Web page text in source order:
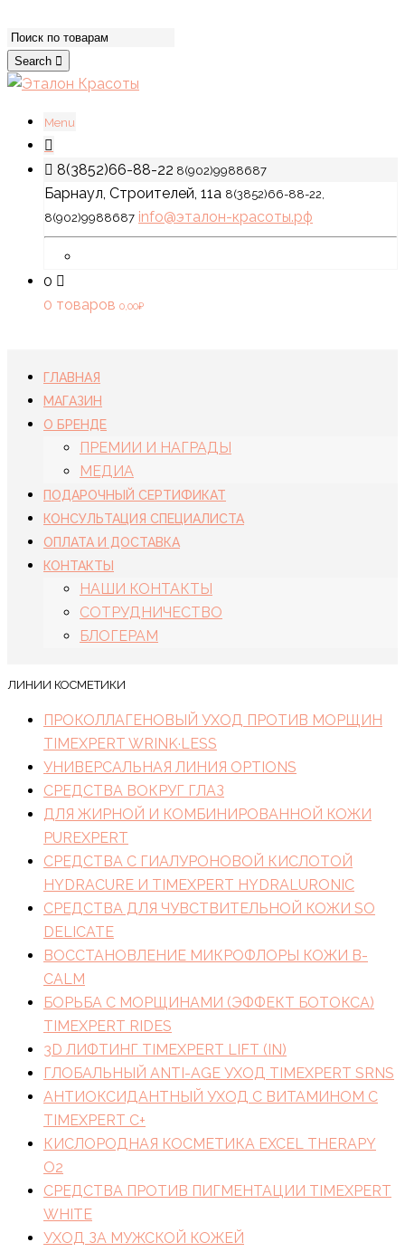
Search
Menu
8(3852)66-88-22 8(902)9988687
Барнаул, Строителей, 11а 8(3852)66-88-22,
8(902)9988687 info@эталон-красоты.рф
0
0 товаров 0,00₽
ГЛАВНАЯ
МАГАЗИН
О БРЕНДЕ
ПРЕМИИ И НАГРАДЫ
МЕДИА
ПОДАРОЧНЫЙ СЕРТИФИКАТ
КОНСУЛЬТАЦИЯ СПЕЦИАЛИСТА
ОПЛАТА И ДОСТАВКА
КОНТАКТЫ
НАШИ КОНТАКТЫ
СОТРУДНИЧЕСТВО
БЛОГЕРАМ
ЛИНИИ КОСМЕТИКИ
ПРОКОЛЛАГЕНОВЫЙ УХОД ПРОТИВ МОРЩИН
TIMEXPERT WRINK·LESS
УНИВЕРСАЛЬНАЯ ЛИНИЯ OPTIONS
СРЕДСТВА ВОКРУГ ГЛАЗ
ДЛЯ ЖИРНОЙ И КОМБИНИРОВАННОЙ КОЖИ
PUREXPERT
СРЕДСТВА С ГИАЛУРОНОВОЙ КИСЛОТОЙ
HYDRACURE И TIMEXPERT HYDRALURONIC
СРЕДСТВА ДЛЯ ЧУВСТВИТЕЛЬНОЙ КОЖИ SO
DELICATE
ВОССТАНОВЛЕНИЕ МИКРОФЛОРЫ КОЖИ B-
CALM
БОРЬБА С МОРЩИНАМИ (ЭФФЕКТ БОТОКСА)
TIMEXPERT RIDES
3D ЛИФТИНГ TIMEXPERT LIFT (IN)
ГЛОБАЛЬНЫЙ ANTI-AGE УХОД TIMEXPERT SRNS
АНТИОКСИДАНТНЫЙ УХОД С ВИТАМИНОМ C
TIMEXPERT C+
КИСЛОРОДНАЯ КОСМЕТИКА EXCEL THERAPY
O2
СРЕДСТВА ПРОТИВ ПИГМЕНТАЦИИ TIMEXPERT
WHITE
УХОД ЗА МУЖСКОЙ КОЖЕЙ